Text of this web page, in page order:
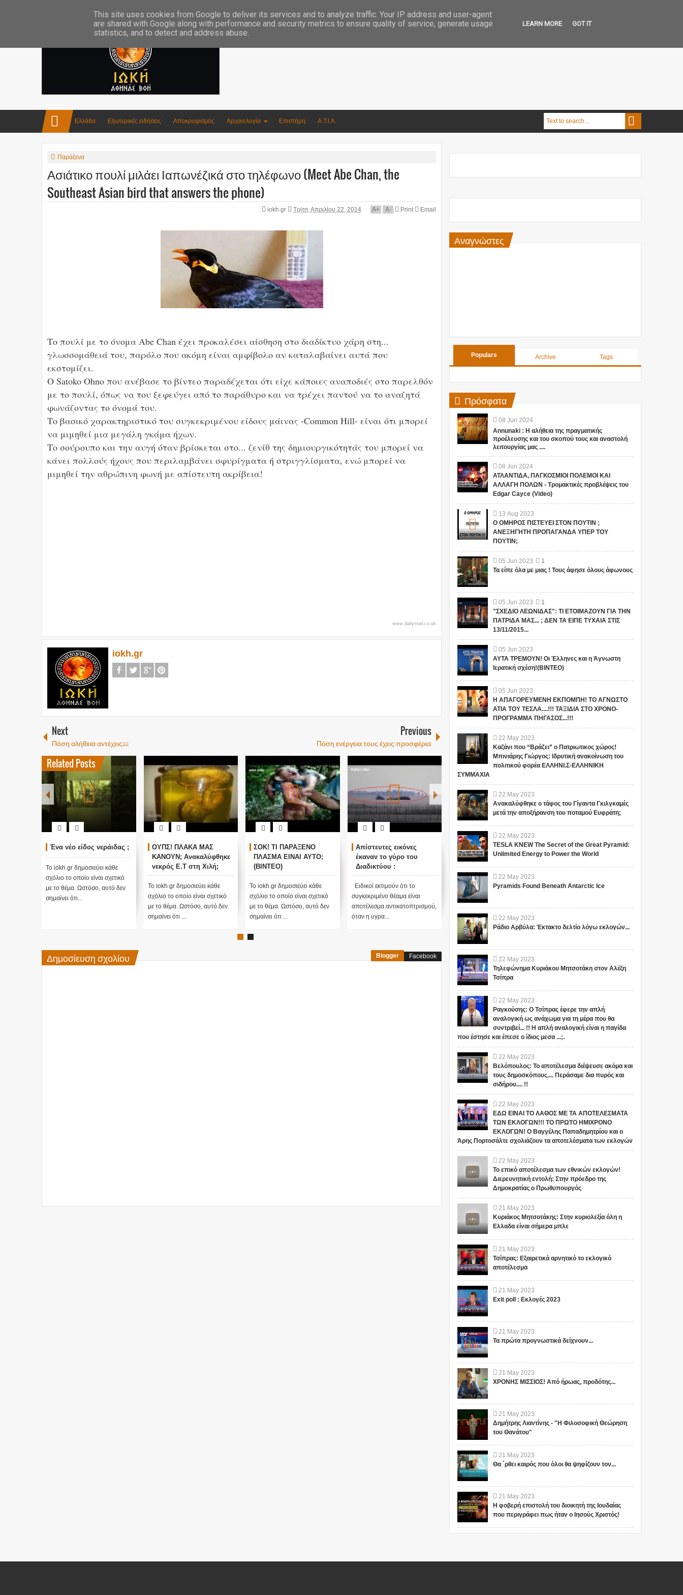
Ελλάδα Εξωτερικές ειδήσεις Αποκρυφισμός Αρχαιολογία Επιστήμη Α.Τ.Ι.Α.
Παράξενα
Ασιάτικο πουλί μιλάει Ιαπωνέζικά στο τηλέφωνο (Meet Abe Chan, the
Southeast Asian bird that answers the phone)
iokh.gr Τρίτη, Απριλίου 22, 2014 A+ A- Print Email
Το πουλί με το όνομα Abe Chan έχει προκαλέσει αίσθηση στο διαδίκτυο χάρη στη...
γλωσσομάθειά του, παρόλο που ακόμη είναι αμφίβολο αν καταλαβαίνει αυτά που
εκστομίζει.
Ο Satoko Ohno που ανέβασε το βίντεο παραδέχεται ότι είχε κάποιες αναποδιές στο παρελθόν
με το πουλί, όπως να του ξεφεύγει από το παράθυρο και να τρέχει παντού να το αναζητά
φωνάζοντας το όνομά του.
Το βασικό χαρακτηριστικό του συγκεκριμένου είδους μάινας -Common Hill- είναι ότι μπορεί
να μιμηθεί μια μεγάλη γκάμα ήχων.
Το σούρουπο και την αυγή όταν βρίσκεται στο... ζενίθ της δημιουργικότητάς του μπορεί να
κάνει πολλούς ήχους που περιλαμβάνει σφυρίγματα ή στριγγλίσματα, ενώ μπορεί να
μιμηθεί την αθρώπινη φωνή με απίστευτη ακρίβεια!
www.dailymail.co.uk
iokh.gr
Next
Πόση αλήθεια αντέχεις;;;;
Previous
Πόση ενέργεια τους έχεις προσφέρει;
Related Posts
Ένα νέο είδος νεράιδας ;
Το iokh.gr δημοσιεύει κάθε
σχόλιο το οποίο είναι σχετικό
με το θέμα. Ωστόσο, αυτό δεν
σημαίνει ότι...
ΟΥΠΣ! ΠΛΑΚΑ ΜΑΣ
ΚΑΝΟΥΝ; Ανακαλύφθηκε
νεκρός E.T στη Χιλή;
(Βίντεο)
Το iokh.gr δημοσιεύει κάθε
σχόλιο το οποίο είναι σχετικό
με το θέμα. Ωστόσο, αυτό δεν
σημαίνει ότι ...
ΣΟΚ! ΤΙ ΠΑΡΑΞΕΝΟ
ΠΛΑΣΜΑ ΕΙΝΑΙ ΑΥΤΟ;
(ΒΙΝΤΕΟ)
Το iokh.gr δημοσιεύει κάθε
σχόλιο το οποίο είναι σχετικό
με το θέμα. Ωστόσο, αυτό δεν
σημαίνει ότι ...
Απίστευτες εικόνες
έκαναν το γύρο του
Διαδικτύου :
Εμφανίστηκε πόλη
φάντασμα σε κινεζική
λίμνη στην ανατολική
Κίνα [βίντεο]
Ειδικοί εκτιμούν ότι το
συγκεκριμένο θέαμα είναι
αποτέλεσμα αντικατοπτρισμού,
όταν η υγρα...
ΒΙΝΤΕΟ: Παράξενες
φιγούρες στα σύννεφα!
6 loading... (sc_adv_out =
window.sc_adv_out || []).push({
id : "138032", domain : "n...
Μυστήριο στο Las
Monjitas: Δύο κορίτσια
«απήχθησαν» στο βάθος
άγνωστα πλάσματα
Δύο κορίτσια «απήχθησαν»
μεταφέρθηκαν στο βυθό της
Δημοσίευση σχολίου Blogger Facebook
Αναγνώστες
Populars Archive Tags
Πρόσφατα
08 Jun 2024
Annunaki : Η αλήθεια της πραγματικής
προέλευσης και του σκοπού τους και αναστολή
λειτουργίας μας ....
08 Jun 2024
ΑΤΛΑΝΤΙΔΑ, ΠΑΓΚΟΣΜΙΟΙ ΠΟΛΕΜΟΙ ΚΑΙ
ΑΛΛΑΓΗ ΠΟΛΩΝ - Τρομακτικές προβλέψεις του
Edgar Cayce (Video)
13 Aug 2023
Ο ΟΜΗΡΟΣ ΠΙΣΤΕΥΕΙ ΣΤΟΝ ΠΟΥΤΙΝ ;
ΑΝΕΞΗΓΗΤΗ ΠΡΟΠΑΓΑΝΔΑ ΥΠΕΡ ΤΟΥ
ΠΟΥΤΙΝ;
05 Jun 2023
1
Τα είπε όλα με μιας ! Τους άφησε όλους άφωνους
05 Jun 2023
1
"ΣΧΕΔΙΟ ΛΕΩΝΙΔΑΣ": ΤΙ ΕΤΟΙΜΑΖΟΥΝ ΓΙΑ ΤΗΝ
ΠΑΤΡΙΔΑ ΜΑΣ... ; ΔΕΝ ΤΑ ΕΙΠΕ ΤΥΧΑΙΑ ΣΤΙΣ
13/11/2015...
05 Jun 2023
ΑΥΤΑ ΤΡΕΜΟΥΝ! Οι Έλληνες και η Άγνωστη
Ιερατική σχέση!(ΒΙΝΤΕΟ)
05 Jun 2023
Η ΑΠΑΓΟΡΕΥΜΕΝΗ ΕΚΠΟΜΠΗ! ΤΟ ΑΓΝΩΣΤΟ
ΑΤΙΑ ΤΟΥ ΤΕΣΛΑ....!!! ΤΑΞΙΔΙΑ ΣΤΟ ΧΡΟΝΟ-
ΠΡΟΓΡΑΜΜΑ ΠΗΓΑΣΟΣ...!!!
22 May 2023
Καζάνι που “Βράζει” ο Πατριωτικος χώρος!
Μπινιάρης Γιώργος: Ιδρυτική ανακοίνωση του
πολιτικού φορέα ΕΛΛΗΝΙ.Σ-ΕΛΛΗΝΙΚΗ
ΣΥΜΜΑΧΙΑ
22 May 2023
Ανακαλύφθηκε ο τάφος του Γίγαντα Γκιλγκαμές
μετά την αποξήρανση του ποταμού Ευφράτη;
22 May 2023
TESLA KNEW The Secret of the Great Pyramid:
Unlimited Energy to Power the World
22 May 2023
Pyramids Found Beneath Antarctic Ice
22 May 2023
Ράδιο Αρβύλα: Έκτακτο δελτίο λόγω εκλογών...
22 May 2023
Τηλεφώνημα Κυριάκου Μητσοτάκη στον Αλέξη
Τσίπρα
22 May 2023
Ραγκούσης: Ο Τσίπρας έφερε την απλή
αναλογική ως ανάχωμα για τη μέρα που θα
συντριβεί... !! Η απλή αναλογική είναι η παγίδα
που έστησε και έπεσε ο ίδιος μεσα ...;.
22 May 2023
Βελόπουλος: Το αποτέλεσμα διέψευσε ακόμα και
τους δημοσκόπους.... Περάσαμε δια πυρός και
σιδήρου.... !!
22 May 2023
ΕΔΩ ΕΙΝΑΙ ΤΟ ΛΑΘΟΣ ΜΕ ΤΑ ΑΠΟΤΕΛΕΣΜΑΤΑ
ΤΩΝ ΕΚΛΟΓΩΝ!!! ΤΟ ΠΡΩΤΟ ΗΜΙΧΡΟΝΟ
ΕΚΛΟΓΩΝ! Ο Βαγγέλης Παπαδημητρίου και ο
Άρης Πορτοσάλτε σχολιάζουν τα αποτελέσματα των εκλογών
22 May 2023
Το επικό αποτέλεσμα των εθνικών εκλογών!
Διερευνητική εντολή: Στην πρόεδρο της
Δημοκρατίας ο Πρωθυπουργός
21 May 2023
Κυριάκος Μητσοτάκης: Στην κυριολεξία όλη η
Ελλαδα είναι σήμερα μπλε
21 May 2023
Τσίπρας: Εξαιρετικά αρνητικό το εκλογικό
αποτέλεσμα
21 May 2023
Exit poll : Εκλογές 2023
21 May 2023
Τα πρώτα προγνωστικά δείχνουν...
21 May 2023
ΧΡΟΝΗΣ ΜΙΣΣΙΟΣ! Από ήρωας, προδότης...
21 May 2023
Δημήτρης Λιαντίνης - "Η Φιλοσοφική Θεώρηση
του Θανάτου"
21 May 2023
Θα ΄ρθει καιρός που όλοι θα ψηφίζουν τον...
21 May 2023
Η φοβερή επιστολή του διοικητή της Ιουδαίας
που περιγράφει πως ήταν ο Ιησούς Χριστός!
This site uses cookies from Google to deliver its services and to analyze traffic. Your IP address and user-agent
are shared with Google along with performance and security metrics to ensure quality of service, generate usage
statistics, and to detect and address abuse.
LEARN MORE GOT IT